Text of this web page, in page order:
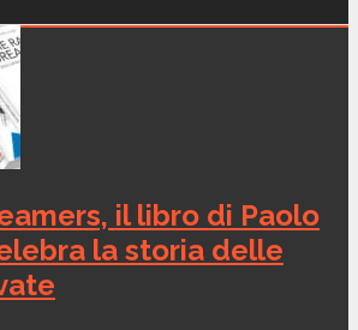
il libro di Paolo
la storia delle